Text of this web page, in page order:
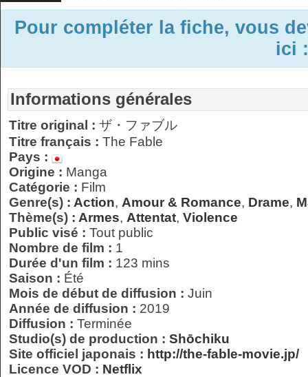
Pour compléter la fiche, vous
ici
Informations générales
Titre original : ザ・ファブル
Titre français : The Fable
Pays :
Origine : Manga
Catégorie : Film
Genre(s) : Action, Amour & Romance, Drame,
Thème(s) : Armes, Attentat, Violence
Public visé : Tout public
Nombre de film : 1
Durée d'un film : 123 mins
Saison : Été
Mois de début de diffusion : Juin
Année de diffusion : 2019
Diffusion : Terminée
Studio(s) de production : Shōchiku
Site officiel japonais : http://the-fable-movie.jp/
Licence VOD : Netflix